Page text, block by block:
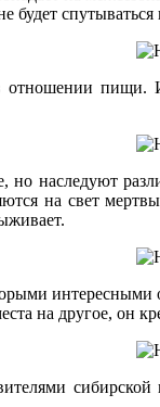
будет
отношении
наследуют
на свет
на другое, он